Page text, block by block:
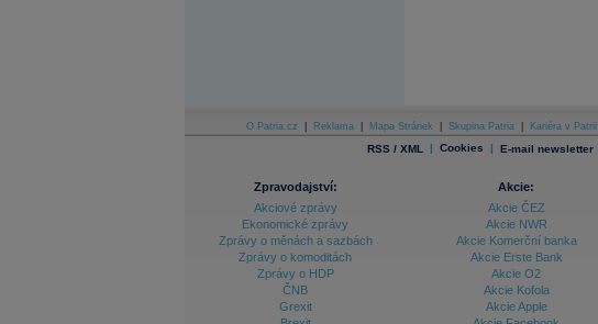
O Patria.cz Reklama Mapa Stránek Skupina Patria Kariéra v Patrii
RSS / XML | Cookies | E-mail newsletter
Zpravodajství:
Akciové zprávy
Ekonomické zprávy
Zprávy o měnách a sazbách
Zprávy o komoditách
Zprávy o HDP
ČNB
Grexit
Akcie:
Akcie ČEZ
Akcie NWR
Akcie Komerční banka
Akcie Erste Bank
Akcie O2
Akcie Kofola
Akcie Apple